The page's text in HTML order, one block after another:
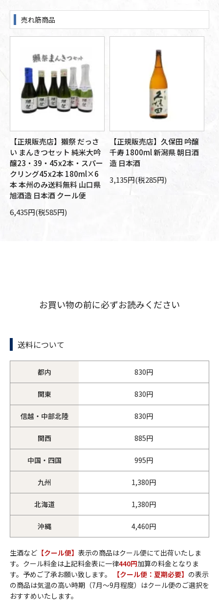
売れ筋商品
【正規販売店】獺祭 だっさ
い まんきつセット 純米大吟
醸23・39・45x2本・スパー
クリング45x2本 180ml×6
本 本州のみ送料無料 山口県
旭酒造 日本酒 クール便
6,435円(税585円)
【正規販売店】久保田 吟醸
千寿 1800ml 新潟県 朝日酒
造 日本酒
3,135円(税285円)
お買い物の前に必ずお読みください
送料について
都内 830円
関東 830円
信越・中部北陸 830円
関西 885円
中国・四国 995円
九州 1,380円
北海道 1,380円
沖縄 4,460円
生酒など 【クール便】 表示の商品はクール便にて出荷いたしま
す。クール料金は上記料金表に一律440円加算の料金となりま
す。予めご了承お願い致します。
【クール便：夏期必要】 の表示
の商品は気温の高い時期（7月～9月程度）はクール便のご選択を
おすすめいたします。